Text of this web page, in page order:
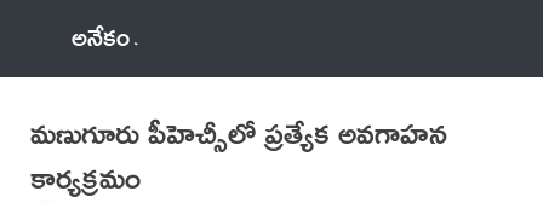
అనేకం
మణుగూరు పీహెచ్సీలో ప్రత్యేక అవగాహన
కార్యక్రమం